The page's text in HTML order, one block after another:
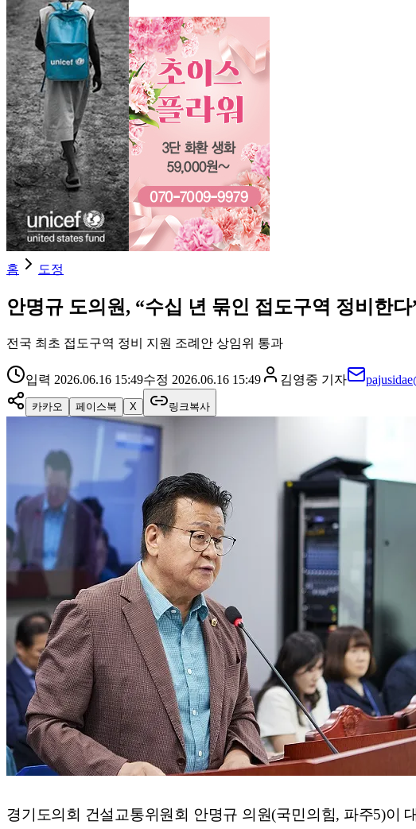
홈 도정
안명규 도의원, “수십 년 묶인 접도구역 정비한다
전국 최초 접도구역 정비 지원 조례안 상임위 통과
입력 2026.06.16 15:49수정 2026.06.16 15:49 김영중 기자
카카오 페이스북 X 링크복사
경기도의회 건설교통위원회 안명규 의원(국민의힘, 파주5)이